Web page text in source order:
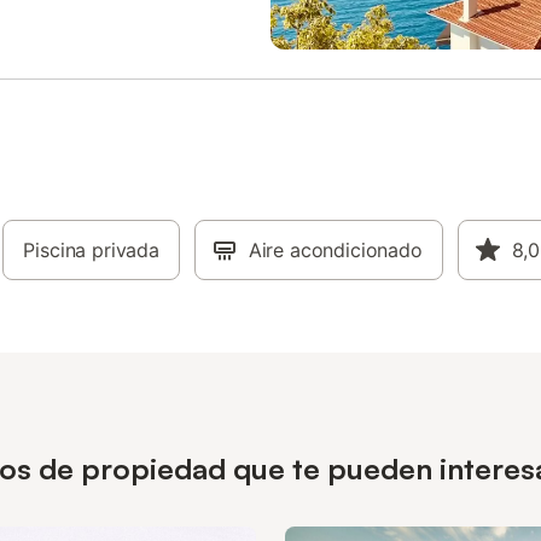
a ras de suelo. El siguiente
agradable. Normas de la
hora de entrada es a las 16:00
a las 10:00. - No está
Piscina privada Aire acondicionado 8,0
de propiedad que te pueden